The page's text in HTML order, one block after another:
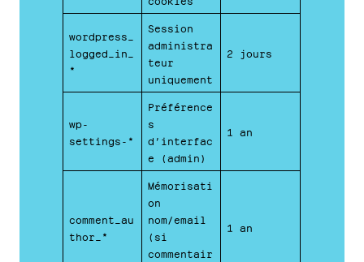
wordpress_
logged_in_
*
Session
administra
teur
uniquement
2 jours
wp-
settings-*
Préférence
s
d’interfac
e (admin)
1 an
comment_au
thor_*
Mémorisati
on
nom/email
(si
commentair
1 an